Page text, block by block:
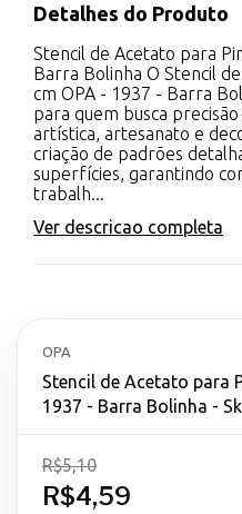
Detalhes do Produto
Stencil de Acetato para
Barra Bolinha O Stencil
cm OPA - 1937 - Barra
para quem busca
artística, artesanato e
criação de padrões
superfícies, garantindo
trabalh...
Ver descricao completa
OPA
Stencil de Acetato para
1937 - Barra Bolinha -
R$4,59
R$5,10